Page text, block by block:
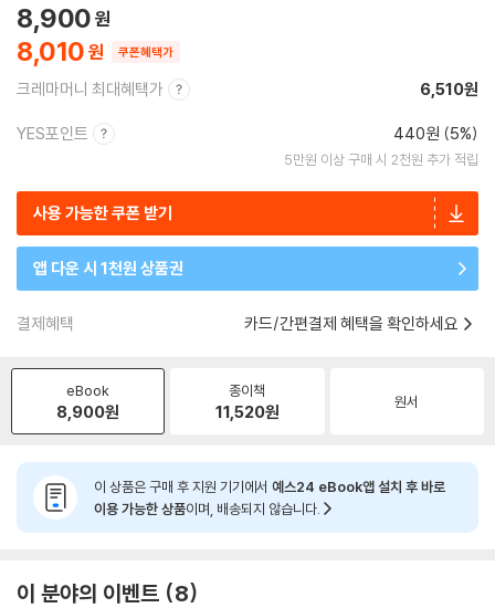
8,010
8,900
쿠폰혜택가
크레마머니 최대혜택가 6,510원
YES포인트 440원 (5%)
5만원 이상 구매 시 2천원 추가 적립
사용 가능한 쿠폰 받기
앱 다운 시 1천원 상품권
결제혜택 카드/간편결제 혜택을 확인하세요
eBook
8,900원
종이책
11,520원 원서
이 상품은 구매 후 지원 기기에서 예스24 eBook앱 설치 후 바로
이용 가능한 상품이며, 배송되지 않습니다.
이 분야의 이벤트 8